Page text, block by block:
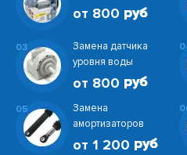
от 800
03
Замена датчика
уровня воды
от 800
05
Замена
амортизаторов
от 1 200